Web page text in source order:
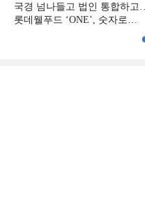
국경 넘나들고 법인 통합하고…
롯데웰푸드 ‘ONE’, 숫자로